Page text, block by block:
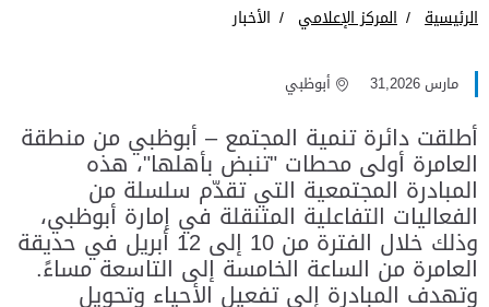
الرئيسية المركز الإعلامي الأخبار
مارس 31,2026 أبوظبي
أطلقت دائرة تنمية المجتمع – أبوظبي من منطقة
العامرة أولى محطات "تنبض بأهلها"، هذه
المبادرة المجتمعية التي تقدّم سلسلة من
الفعاليات التفاعلية المتنقلة في إمارة أبوظبي،
وذلك خلال الفترة من 10 إلى 12 أبريل في حديقة
العامرة من الساعة الخامسة إلى التاسعة مساءً.
وتهدف المبادرة إلى تفعيل الأحياء وتحويل